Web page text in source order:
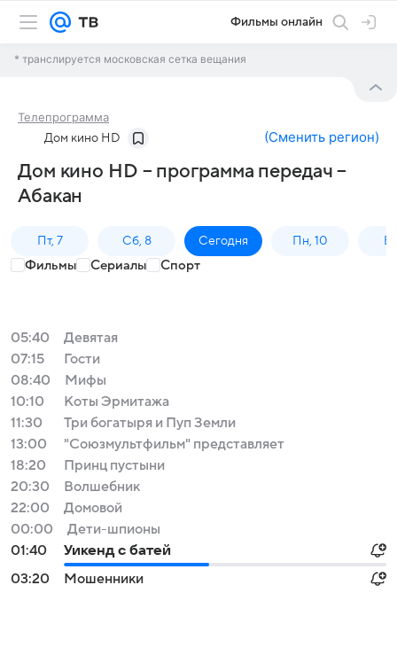
Фильмы онлайн
* транслируется московская сетка вещания
Телепрограмма
Дом кино HD (Сменить регион)
Дом кино HD – программа передач –
Абакан
Пт, 7 Сб, 8 Сегодня Пн, 10
Фильмы Сериалы Спорт
05:40
Девятая
07:15
Гости
08:40
Мифы
10:10
Коты Эрмитажа
11:30
Три богатыря и Пуп Земли
13:00
"Союзмультфильм" представляет
18:20
Принц пустыни
20:30
Волшебник
22:00
Домовой
00:00
Дети-шпионы
01:40
Уикенд с батей
03:20
Мошенники